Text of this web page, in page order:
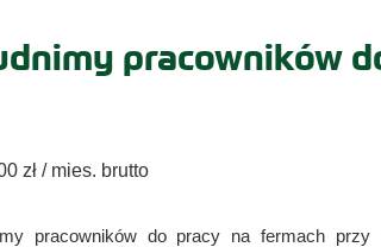
pracowników
zł / mies. brutto
pracowników do pracy na fermach